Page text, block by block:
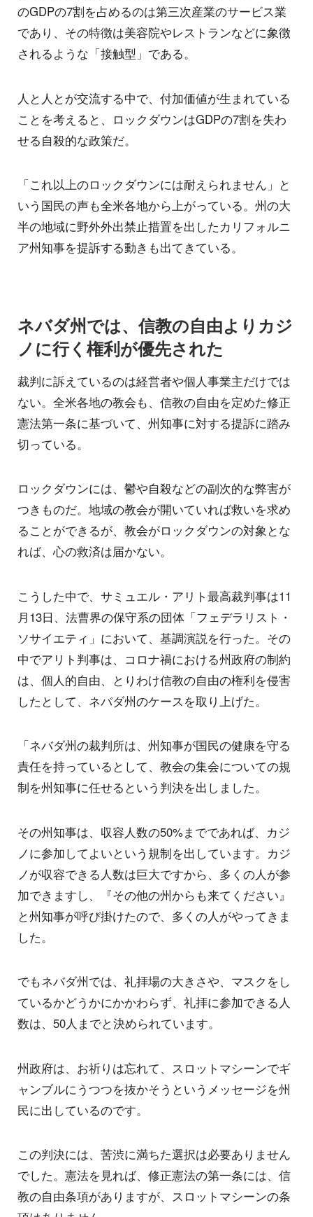
のGDPの7割を占めるのは第三次産業のサービス業
であり、その特徴は美容院やレストランなどに象徴
されるような「接触型」である。
人と人とが交流する中で、付加価値が生まれている
ことを考えると、ロックダウンはGDPの7割を失わ
せる自殺的な政策だ。
「これ以上のロックダウンには耐えられません」と
いう国民の声も全米各地から上がっている。州の大
半の地域に野外外出禁止措置を出したカリフォルニ
ア州知事を提訴する動きも出てきている。
ネバダ州では、信教の自由よりカジ
ノに行く権利が優先された
裁判に訴えているのは経営者や個人事業主だけでは
ない。全米各地の教会も、信教の自由を定めた修正
憲法第一条に基づいて、州知事に対する提訴に踏み
切っている。
ロックダウンには、鬱や自殺などの副次的な弊害が
つきものだ。地域の教会が開いていれば救いを求め
ることができるが、教会がロックダウンの対象とな
れば、心の救済は届かない。
こうした中で、サミュエル・アリト最高裁判事は11
月13日、法曹界の保守系の団体「フェデラリスト・
ソサイエティ」において、基調演説を行った。その
中でアリト判事は、コロナ禍における州政府の制約
は、個人的自由、とりわけ信教の自由の権利を侵害
したとして、ネバダ州のケースを取り上げた。
「ネバダ州の裁判所は、州知事が国民の健康を守る
責任を持っているとして、教会の集会についての規
制を州知事に任せるという判決を出しました。
その州知事は、収容人数の50%までであれば、カジ
ノに参加してよいという規制を出しています。カジ
ノが収容できる人数は巨大ですから、多くの人が参
加できますし、『その他の州からも来てください』
と州知事が呼び掛けたので、多くの人がやってきま
した。
でもネバダ州では、礼拝場の大きさや、マスクをし
ているかどうかにかかわらず、礼拝に参加できる人
数は、50人までと決められています。
州政府は、お祈りは忘れて、スロットマシーンでギ
ャンブルにうつつを抜かそうというメッセージを州
民に出しているのです。
この判決には、苦渋に満ちた選択は必要ありません
でした。憲法を見れば、修正憲法の第一条には、信
教の自由条項がありますが、スロットマシーンの条